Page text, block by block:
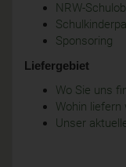
NRW-
Sponsoring
Liefergebiet
Wo Sie uns
Wohin liefern
Unser